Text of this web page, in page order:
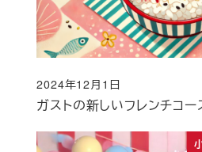
ガストの新しいフレンチコー
投稿日
2024年12月1日